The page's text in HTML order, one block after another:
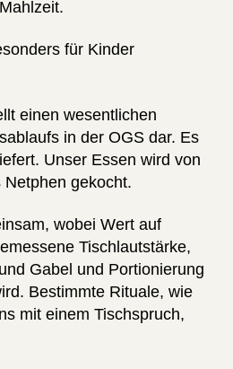
für Kinder
einen wesentlichen
in der OGS dar. Es
Unser Essen wird von
gekocht.
wobei Wert auf
Tischlautstärke,
Gabel und Portionierung
Bestimmte Rituale, wie
mit einem Tischspruch,